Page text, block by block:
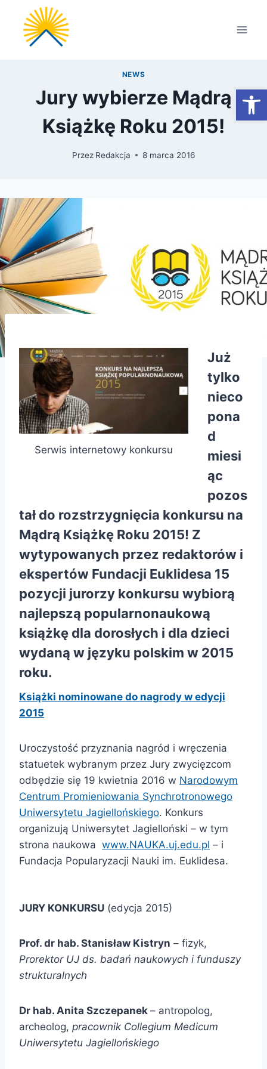
Przejdź
treści
NEWS
Jury wybierze Mądrą
Książkę Roku 2015!
Przez Redakcja 8 marca 2016
Serwis internetowy konkursu
Już
tylko
nieco
pona
d
miesi
ąc
pozos
tał do rozstrzygnięcia konkursu na
Mądrą Książkę Roku 2015! Z
wytypowanych przez redaktorów i
ekspertów Fundacji Euklidesa 15
pozycji jurorzy konkursu wybiorą
najlepszą popularnonaukową
książkę dla dorosłych i dla dzieci
wydaną w języku polskim w 2015
roku.
Książki nominowane do nagrody w edycji
2015
Uroczystość przyznania nagród i wręczenia
statuetek wybranym przez Jury zwycięzcom
odbędzie się 19 kwietnia 2016 w Narodowym
Centrum Promieniowania Synchrotronowego
Uniwersytetu Jagiellońskiego. Konkurs
organizują Uniwersytet Jagielloński – w tym
strona naukowa www.NAUKA.uj.edu.pl – i
Fundacja Popularyzacji Nauki im. Euklidesa.
JURY KONKURSU (edycja 2015)
Prof. dr hab. Stanisław Kistryn – fizyk,
Prorektor UJ ds. badań naukowych i funduszy
strukturalnych
Dr hab. Anita Szczepanek – antropolog,
archeolog, pracownik Collegium Medicum
Uniwersytetu Jagiellońskiego